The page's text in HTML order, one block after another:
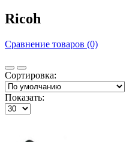
Ricoh
Сравнение товаров (0)
Сортировка:
Показать: